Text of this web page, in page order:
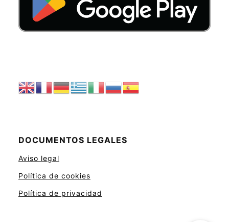
DOCUMENTOS LEGALES
Aviso legal
Política de cookies
Política de privacidad